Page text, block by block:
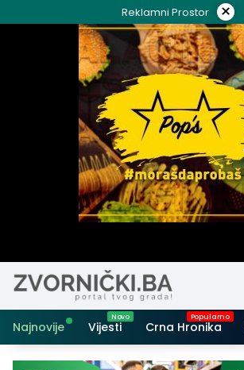
to
Reklamni Prostor ×
Najnovije Vijesti Crna Hronika